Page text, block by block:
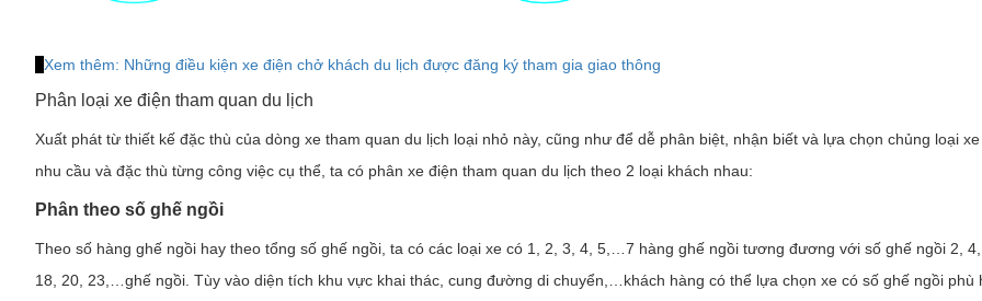
Xem thêm: Những điều kiện xe điện chở khách du lịch được đăng ký tham gia giao thông
Phân loại xe điện tham quan du lịch
Xuất phát từ thiết kế đặc thù của dòng xe tham quan du lịch loại nhỏ này, cũng như để dễ phân biệt, nhận biết và lựa chọn chủng loại
nhu cầu và đặc thù từng công việc cụ thể, ta có phân xe điện tham quan du lịch theo 2 loại khách nhau:
Phân theo số ghế ngồi
Theo số hàng ghế ngồi hay theo tổng số ghế ngồi, ta có các loại xe có 1, 2, 3, 4, 5,…7 hàng ghế ngồi tương đương với số ghế ngồi 2, 4,
18, 20, 23,…ghế ngồi. Tùy vào diện tích khu vực khai thác, cung đường di chuyển,…khách hàng có thể lựa chọn xe có số ghế ngồi phù